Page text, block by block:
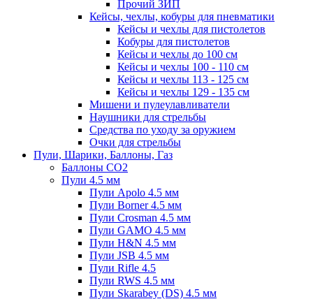
Прочий ЗИП
Кейсы, чехлы, кобуры для пневматики
Кейсы и чехлы для пистолетов
Кобуры для пистолетов
Кейсы и чехлы до 100 см
Кейсы и чехлы 100 - 110 см
Кейсы и чехлы 113 - 125 см
Кейсы и чехлы 129 - 135 см
Мишени и пулеулавливатели
Наушники для стрельбы
Средства по уходу за оружием
Очки для стрельбы
Пули, Шарики, Баллоны, Газ
Баллоны CO2
Пули 4.5 мм
Пули Apolo 4.5 мм
Пули Borner 4.5 мм
Пули Crosman 4.5 мм
Пули GAMO 4.5 мм
Пули H&N 4.5 мм
Пули JSB 4.5 мм
Пули Rifle 4.5
Пули RWS 4.5 мм
Пули Skarabey (DS) 4.5 мм